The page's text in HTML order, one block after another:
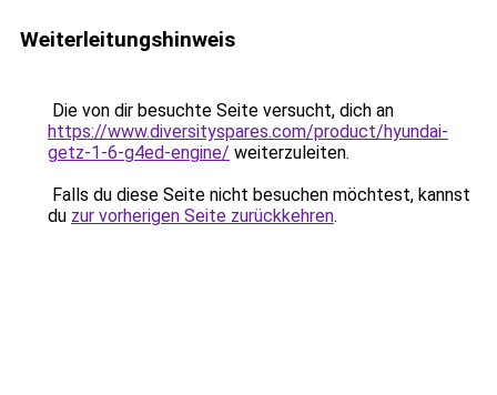
Weiterleitungshinweis
Die von dir besuchte Seite versucht, dich an
https://www.diversityspares.com/product/hyundai-
getz-1-6-g4ed-engine/ weiterzuleiten.
Falls du diese Seite nicht besuchen möchtest, kannst
du zur vorherigen Seite zurückkehren.